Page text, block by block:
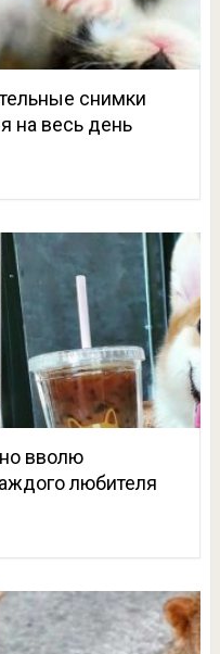
снимки
на весь день
вволю
любителя